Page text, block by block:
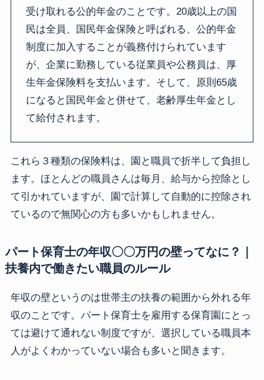
受け取れる公的年金のことです。20歳以上の国
民は全員、国民年金保険と呼ばれる、公的年金
制度に加入することが義務付けられています
が、企業に勤務している従業員や公務員は、厚
生年金保険料を支払います。そして、原則65歳
になると国民年金と併せて、老齢厚生年金とし
て給付されます。
これら３種類の保険料は、園と職員で折半して負担し
ます。ほとんどの職員さんは毎月、給与から控除とし
て引かれていますが、園で計算して自動的に控除され
ているので無関心の方も多いかもしれません。
パート保育士の年収〇〇万円の壁ってなに？｜
扶養内で働きたい職員のルール
年収の壁というのは世帯主の扶養の範囲から外れる年
収のことです。パート保育士を雇用する保育園にとっ
ては避けて通れない制度ですが、選択している職員本
人がよくわかっていない場合も多いと聞きます。